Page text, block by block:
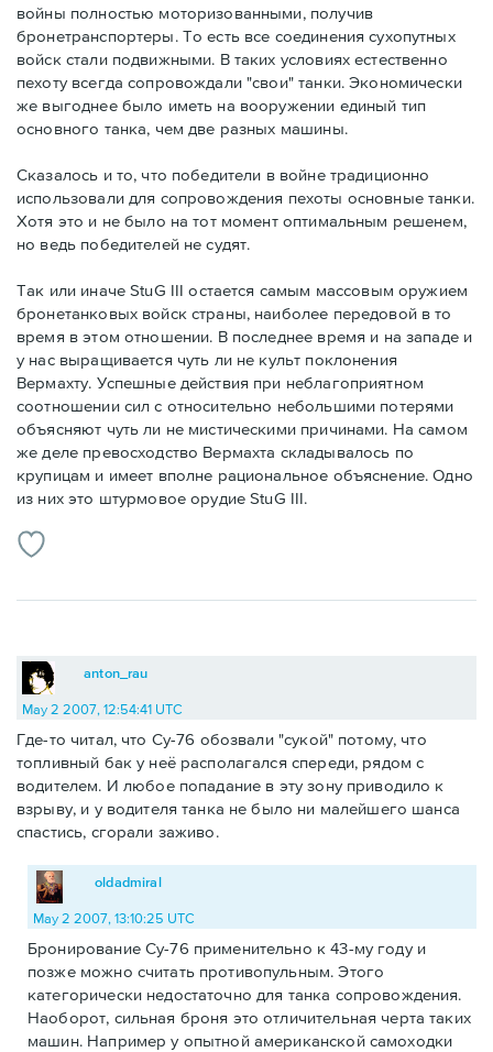
войны полностью моторизованными, получив
бронетранспортеры. То есть все соединения сухопутных
войск стали подвижными. В таких условиях естественно
пехоту всегда сопровождали "свои" танки. Экономически
же выгоднее было иметь на вооружении единый тип
основного танка, чем две разных машины.
Сказалось и то, что победители в войне традиционно
использовали для сопровождения пехоты основные танки.
Хотя это и не было на тот момент оптимальным решенем,
но ведь победителей не судят.
Так или иначе StuG III остается самым массовым оружием
бронетанковых войск страны, наиболее передовой в то
время в этом отношении. В последнее время и на западе и
у нас выращивается чуть ли не культ поклонения
Вермахту. Успешные действия при неблагоприятном
соотношении сил с относительно небольшими потерями
объясняют чуть ли не мистическими причинами. На самом
же деле превосходство Вермахта складывалось по
крупицам и имеет вполне рациональное объяснение. Одно
из них это штурмовое орудие StuG III.
anton_rau
May 2 2007, 12:54:41 UTC
Где-то читал, что Су-76 обозвали "сукой" потому, что
топливный бак у неё располагался спереди, рядом с
водителем. И любое попадание в эту зону приводило к
взрыву, и у водителя танка не было ни малейшего шанса
спастись, сгорали заживо.
oldadmiral
May 2 2007, 13:10:25 UTC
Бронирование Су-76 применительно к 43-му году и
позже можно считать противопульным. Этого
категорически недостаточно для танка сопровождения.
Наоборот, сильная броня это отличительная черта таких
машин. Например у опытной американской самоходки